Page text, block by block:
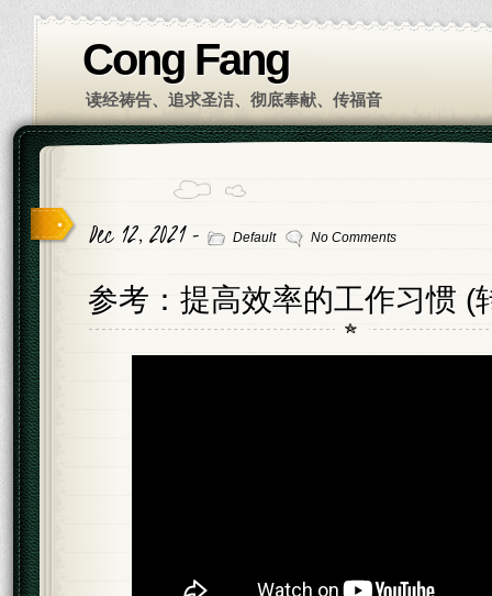
Cong Fang
读经祷告、追求圣洁、彻底奉献、传福音
Dec 12, 2021 - Default No Comments
参考：提高效率的工作习惯 (